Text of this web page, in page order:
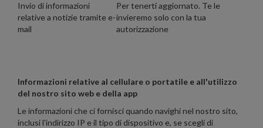
Invio di informazioni
relative a notizie tramite e-
mail
Per tenerti aggiornato. Te le
invieremo solo con la tua
autorizzazione
Informazioni relative al cellulare o portatile e all'utilizzo
del nostro sito web e della app
Le informazioni che ci fornisci quando navighi nel nostro sito,
inclusi l'indirizzo IP e il tipo di dispositivo e, se scegli di